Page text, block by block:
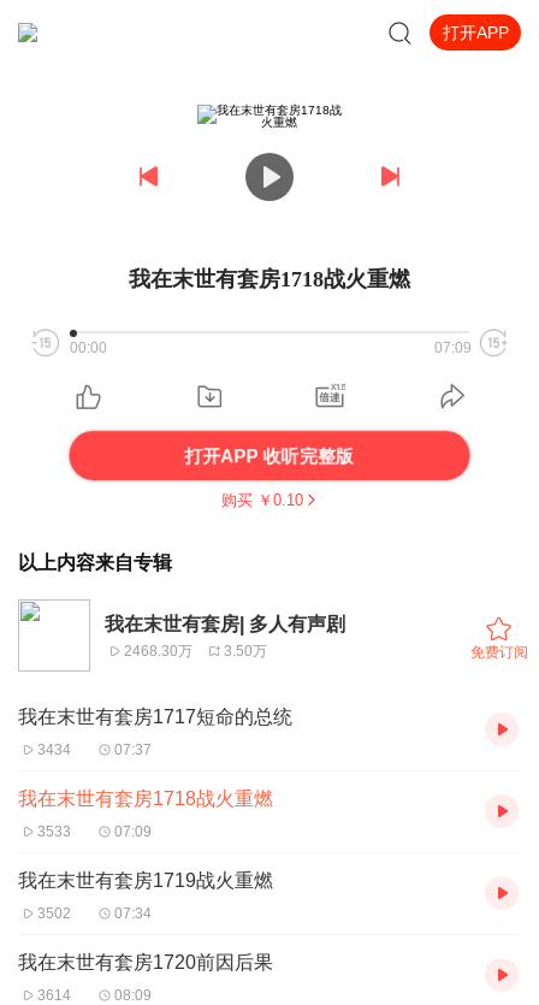
打开APP
我在末世有套房1718战火重燃
00:00 07:09
打开APP 收听完整版
购买 ￥ 0.10
以上内容来自专辑
我在末世有套房| 多人有声剧
2468.30万 3.50万 免费订阅
我在末世有套房1717短命的总统
3434 07:37
我在末世有套房1718战火重燃
3533 07:09
我在末世有套房1719战火重燃
3502 07:34
我在末世有套房1720前因后果
3614 08:09